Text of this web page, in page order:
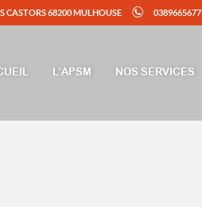
CASTORS 68200 MULHOUSE 0389665677
L’APSM NOS SERVICES